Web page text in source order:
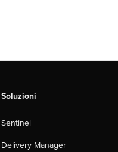
Soluzioni
Sentinel
Delivery Manager